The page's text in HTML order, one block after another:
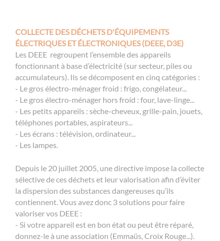
COLLECTE DES DÉCHETS D'ÉQUIPEMENTS
ÉLECTRIQUES ET ÉLECTRONIQUES (DEEE, D3E)
Les DEEE regroupent l’ensemble des appareils
fonctionnant à base d’électricité (sur secteur, piles ou
accumulateurs). Ils se décomposent en cinq catégories :
- Le gros électro-ménager froid : frigo, congélateur...
- Le gros électro-ménager hors froid : four, lave-linge...
- Les petits appareils : sèche-cheveux, grille-pain, jouets,
téléphones portables, aspirateurs...
- Les écrans : télévision, ordinateur...
- Les lampes.
Depuis le 20 juillet 2005, une directive impose la collecte
sélective de ces déchets et leur valorisation afin d’éviter
la dispersion des substances dangereuses qu’ils
contiennent. Vous avez donc 3 solutions pour faire
valoriser vos DEEE :
- Si votre appareil est en bon état ou peut être réparé,
donnez-le à une association (Emmaüs, Croix Rouge...).